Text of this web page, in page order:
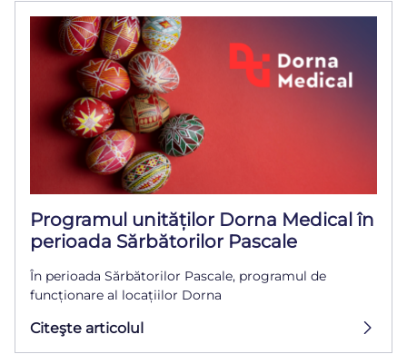
Programul unităților Dorna Medical în
perioada Sărbătorilor Pascale
În perioada Sărbătorilor Pascale, programul de
funcționare al locațiilor Dorna
Citeşte articolul